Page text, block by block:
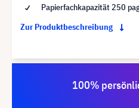
Papierfachkapazität 250
Zur Produktbeschreibung
100%